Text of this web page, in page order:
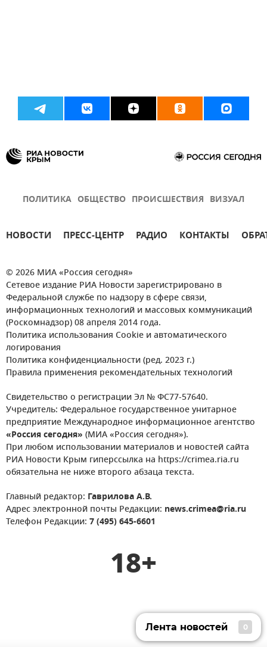
ПОЛИТИКА ОБЩЕСТВО ПРОИСШЕСТВИЯ ВИЗУАЛ
НОВОСТИ ПРЕСС-ЦЕНТР РАДИО КОНТАКТЫ
© 2026 МИА «Россия сегодня»
Сетевое издание РИА Новости зарегистрировано в
Федеральной службе по надзору в сфере связи,
информационных технологий и массовых коммуникаций
(Роскомнадзор) 08 апреля 2014 года.
Политика использования Cookie и автоматического
логирования
Политика конфиденциальности (ред. 2023 г.)
Правила применения рекомендательных технологий
Свидетельство о регистрации Эл № ФС77-57640.
Учредитель: Федеральное государственное унитарное
предприятие Международное информационное агентство
«Россия сегодня» (МИА «Россия сегодня»).
При любом использовании материалов и новостей сайта
РИА Новости Крым гиперссылка на https://crimea.ria.ru
обязательна не ниже второго абзаца текста.
Главный редактор: Гаврилова А.В.
Адрес электронной почты Редакции: news.crimea@ria.ru
Телефон Редакции: 7 (495) 645-6601
18+
Лента новостей 0
Лента новостей